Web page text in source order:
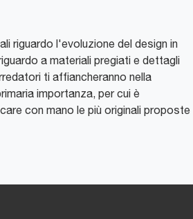
riguardo l'evoluzione del design in
a materiali pregiati e dettagli
ti affiancheranno nella
importanza, per cui è
con mano le più originali proposte